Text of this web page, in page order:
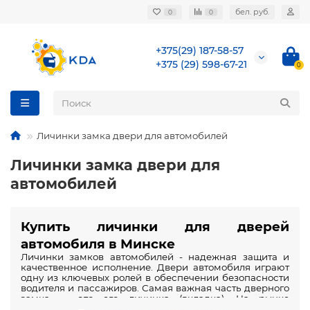
0 0 бел. руб.
+375(29) 187-58-57
+375 (29) 598-67-21
0
Личинки замка двери для автомобилей
Личинки замка двери для
автомобилей
Купить личинки для дверей
автомобиля в Минске
Личинки замков автомобилей - надежная защита и
качественное исполнение. Двери автомобиля играют
одну из ключевых ролей в обеспечении безопасности
водителя и пассажиров. Самая важная часть дверного
замка — это его
личинка (вкладка) . На рынке